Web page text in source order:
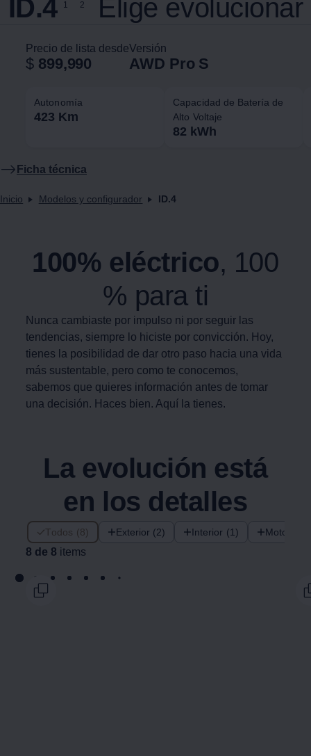
ID.4 1 2 Elige evolucionar
Precio de lista desde
$ 899,990
Versión
AWD Pro S
Autonomía
423 Km
Capacidad de Batería de
Alto Voltaje
82 kWh
Ficha técnica
Inicio Modelos y configurador ID.4
100% eléctrico, 100
% para ti
Nunca cambiaste por impulso ni por seguir las
tendencias, siempre lo hiciste por convicción. Hoy,
tienes la posibilidad de dar otro paso hacia una vida
más sustentable, pero como te conocemos,
sabemos que quieres información antes de tomar
una decisión. Haces bien. Aquí la tienes.
La evolución está
en los detalles
Todos (8) Exterior (2) Interior (1) Motor (1)
8 de 8 items
8 de 8 items